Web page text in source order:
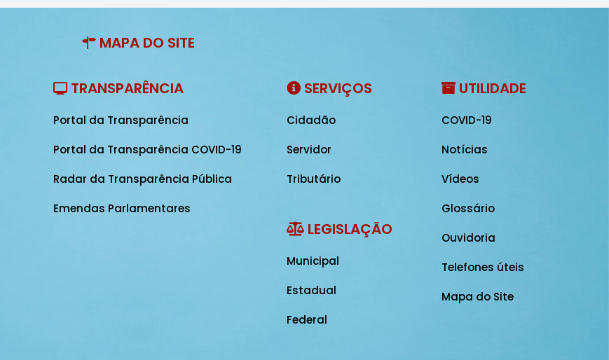
MAPA DO SITE
TRANSPARÊNCIA
Portal da Transparência
Portal da Transparência COVID-19
Radar da Transparência Pública
Emendas Parlamentares
SERVIÇOS
Cidadão
Servidor
Tributário
LEGISLAÇÃO
Municipal
Estadual
Federal
UTILIDADE
COVID-19
Notícias
Vídeos
Glossário
Ouvidoria
Telefones úteis
Mapa do Site